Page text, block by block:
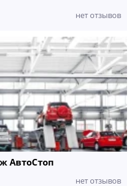
нет отзывов
АвтоСтоп
нет отзывов